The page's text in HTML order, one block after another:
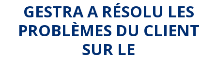
GESTRA A RÉSOLU LES
PROBLÈMES DU CLIENT
SUR LE